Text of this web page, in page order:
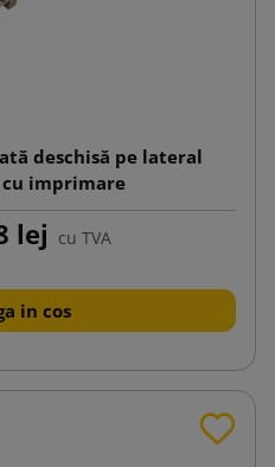
deschisă pe lateral
cu imprimare
lej cu TVA
in cos